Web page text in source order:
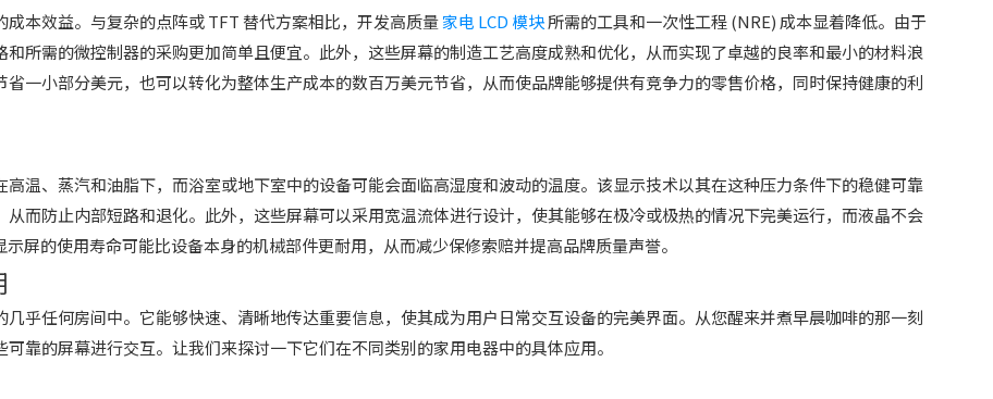
本效益。与复杂的点阵或 TFT 替代方案相比，开发高质量家电 LCD 模块所需的工具和一次性工程 (NRE) 成本显着降低。由于
所需的微控制器的采购更加简单且便宜。此外，这些屏幕的制造工艺高度成熟和优化，从而实现了卓越的良率和最小的材料浪
一小部分美元，也可以转化为整体生产成本的数百万美元节省，从而使品牌能够提供有竞争力的零售价格，同时保持健康的利
温、蒸汽和油脂下，而浴室或地下室中的设备可能会面临高湿度和波动的温度。该显示技术以其在这种压力条件下的稳健可靠
而防止内部短路和退化。此外，这些屏幕可以采用宽温流体进行设计，使其能够在极冷或极热的情况下完美运行，而液晶不会
屏的使用寿命可能比设备本身的机械部件更耐用，从而减少保修索赔并提高品牌质量声誉。
乎任何房间中。它能够快速、清晰地传达重要信息，使其成为用户日常交互设备的完美界面。从您醒来并煮早晨咖啡的那一刻
靠的屏幕进行交互。让我们来探讨一下它们在不同类别的家用电器中的具体应用。